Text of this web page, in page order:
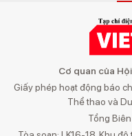
Cơ quan của
Giấy phép hoạt động báo
Thể thao và
Tổng